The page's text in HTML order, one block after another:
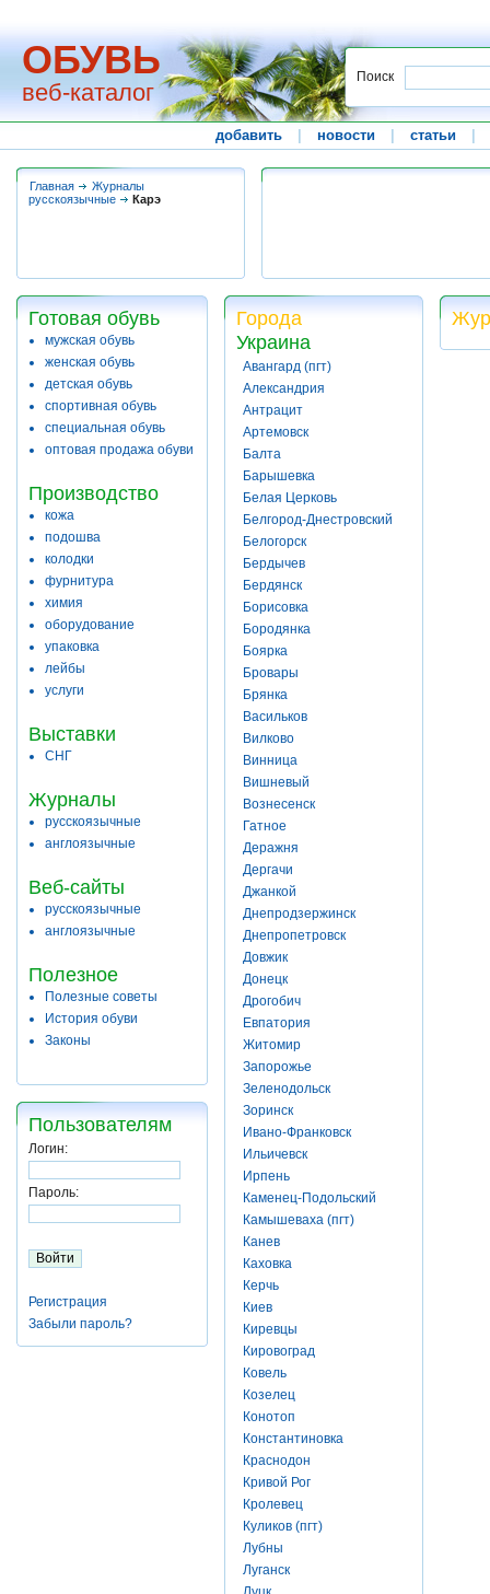
ОБУВЬ
веб-каталог
Поиск
добавить новости статьи
Главная
Журналы
русскоязычные
Карэ
Готовая обувь
мужская обувь
женская обувь
детская обувь
спортивная обувь
специальная обувь
оптовая продажа обуви
Производство
кожа
подошва
колодки
фурнитура
химия
оборудование
упаковка
лейбы
услуги
Выставки
СНГ
Журналы
русскоязычные
англоязычные
Веб-сайты
русскоязычные
англоязычные
Полезное
Полезные советы
История обуви
Законы
Пользователям
Логин:
Пароль:
Регистрация
Забыли пароль?
Города
Украина
Авангард (пгт)
Александрия
Антрацит
Артемовск
Балта
Барышевка
Белая Церковь
Белгород-Днестровский
Белогорск
Бердычев
Бердянск
Борисовка
Бородянка
Боярка
Бровары
Брянка
Васильков
Вилково
Винница
Вишневый
Вознесенск
Гатное
Деражня
Дергачи
Джанкой
Днепродзержинск
Днепропетровск
Довжик
Донецк
Дрогобич
Евпатория
Житомир
Запорожье
Зеленодольск
Зоринск
Ивано-Франковск
Ильичевск
Ирпень
Каменец-Подольский
Камышеваха (пгт)
Канев
Каховка
Керчь
Киев
Киревцы
Кировоград
Ковель
Козелец
Конотоп
Константиновка
Краснодон
Кривой Рог
Кролевец
Куликов (пгт)
Лубны
Луганск